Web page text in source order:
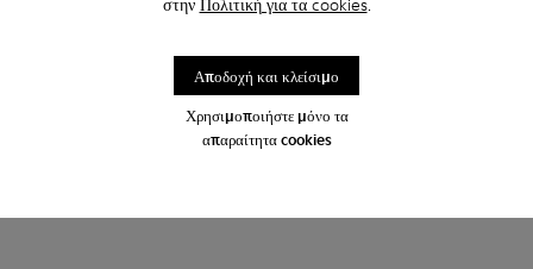
στην Πολιτική για τα cookies.
Χρησιμοποιήστε μόνο τα
απαραίτητα cookies
Αποδοχή και κλείσιμο